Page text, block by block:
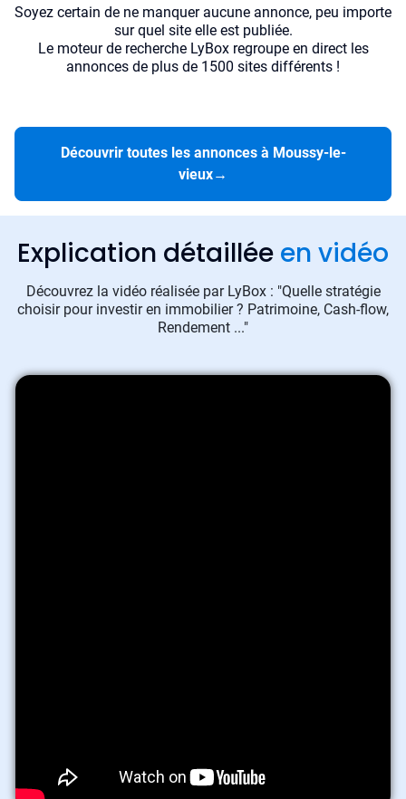
Soyez certain de ne manquer aucune annonce, peu importe
sur quel site elle est publiée.
Le moteur de recherche LyBox regroupe en direct les
annonces de plus de 1500 sites différents !
Découvrir toutes les annonces à Moussy-le-
vieux→
Explication détaillée en vidéo
Découvrez la vidéo réalisée par LyBox : "Quelle stratégie
choisir pour investir en immobilier ? Patrimoine, Cash-flow,
Rendement ..."